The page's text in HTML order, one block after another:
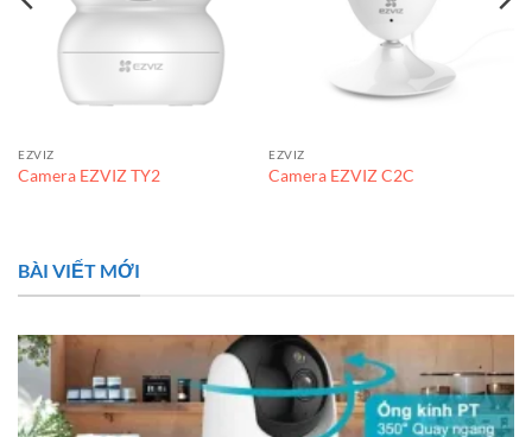
EZVIZ
Camera EZVIZ TY2
EZVIZ
Camera EZVIZ C2C
BÀI VIẾT MỚI